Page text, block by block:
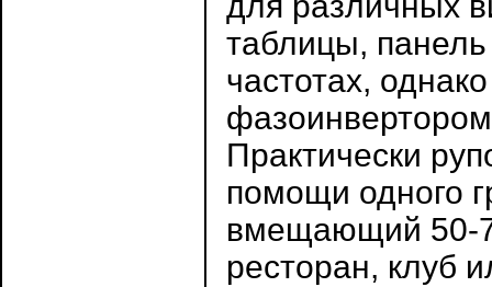
таблицы,
частотах,
Практически
помощи одного
вмещающий 50-
ресторан, клуб